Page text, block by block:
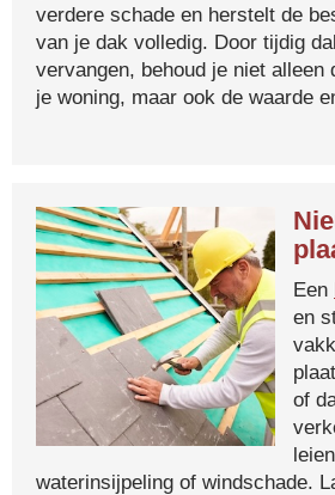
verdere schade en herstelt de
van je dak volledig. Door tijdig
vervangen, behoud je niet alleen
je woning, maar ook de waarde
Een
en
of
waterinsijpeling of windschade.